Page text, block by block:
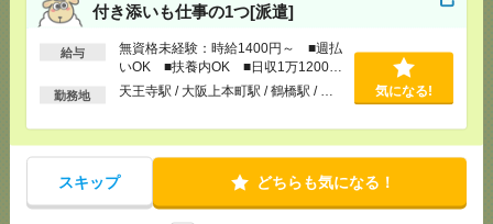
付き添いも仕事の1つ[派遣]
給与
無資格未経験：時給1400円～ ■週払
いOK ■扶養内OK ■日収1万1200円
以上
勤務地 天王寺駅 / 大阪上本町駅 / 鶴橋駅 / … 気になる!
スキップ どちらも気になる！
[給 与]
無資格未経験：時給1400円～ ■週払い
OK ■扶養内OK ■日収1万1200円以上
[交通費]交通費全額支給
天王寺駅/ 大阪上本町駅 / 鶴橋駅/…
気になる！
〈PC入力できればOK〉模試結果もくもく入力＃服
装ネイル自由＃短時間OK＃日払[派遣]
時給1600円